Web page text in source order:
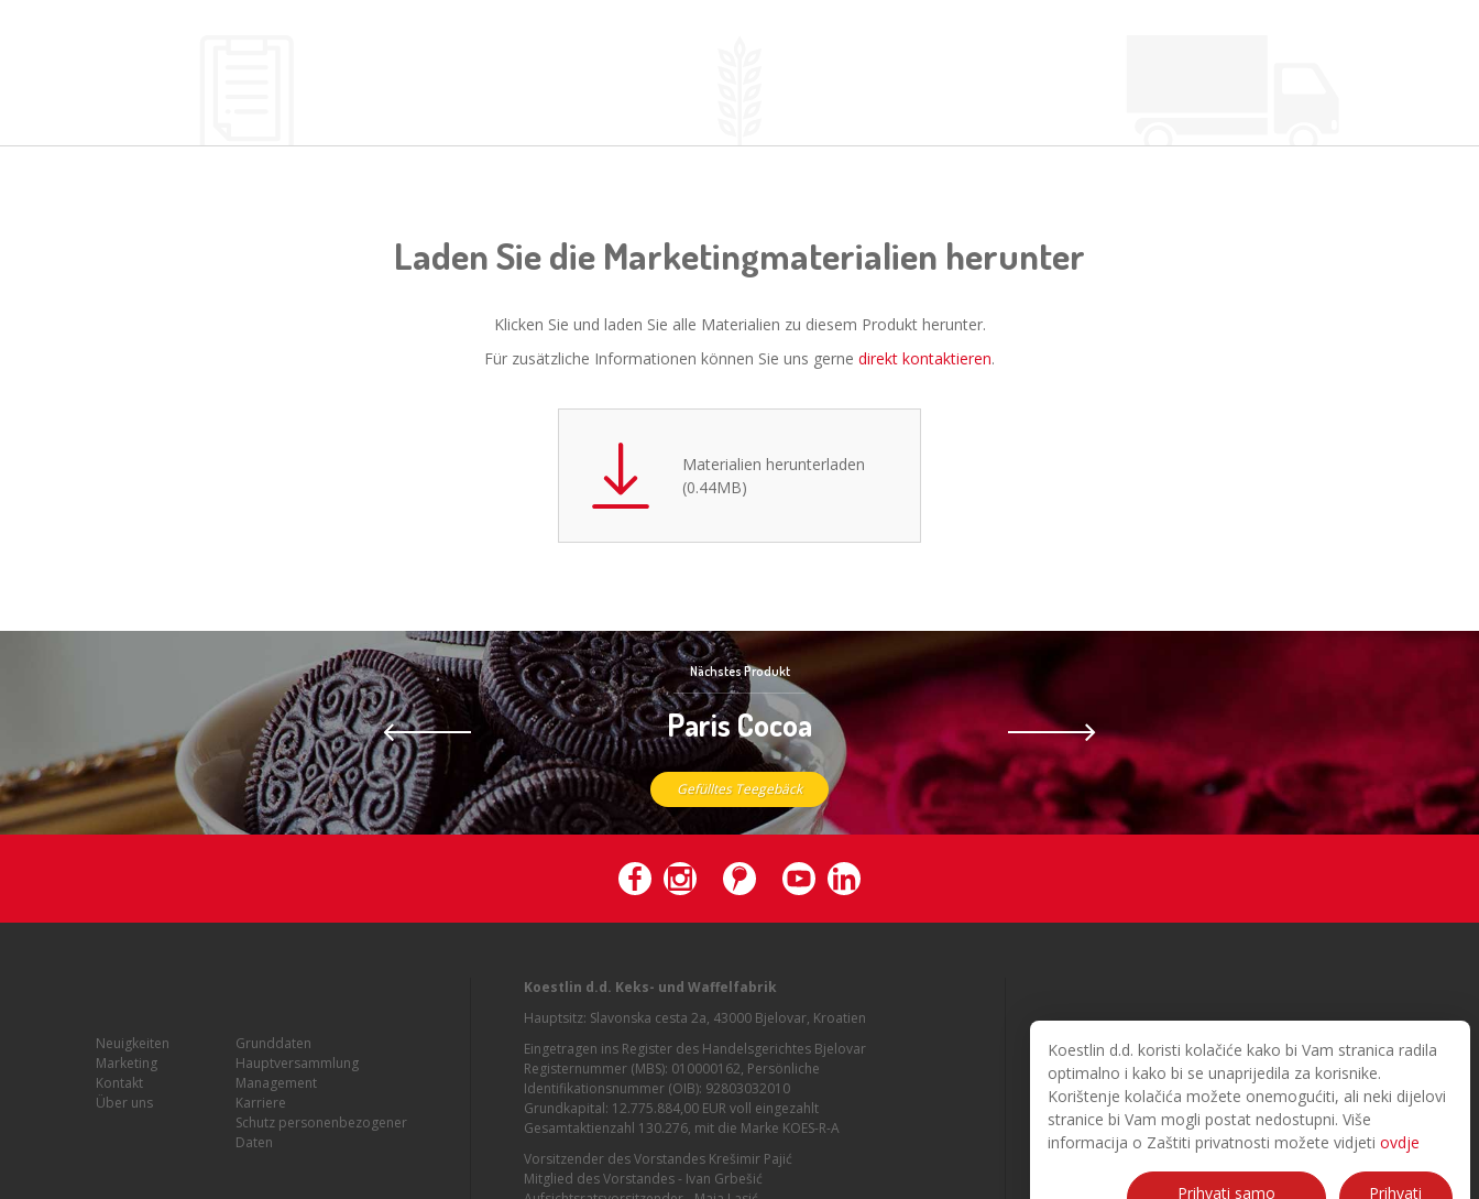
Koestlin d.d. koristi kolačiće kako bi Vam stranica radila
optimalno i kako bi se unaprijedila za korisnike.
Korištenje kolačića možete onemogućiti, ali neki dijelovi
stranice bi Vam mogli postat nedostupni. Više
informacija o Zaštiti privatnosti možete vidjeti ovdje
Prihvati samo Prihvati
Laden Sie die Marketingmaterialien herunter
Klicken Sie und laden Sie alle Materialien zu diesem Produkt herunter.
Für zusätzliche Informationen können Sie uns gerne direkt kontaktieren.
Materialien herunterladen
(0.44MB)
Nächstes Produkt
Paris Cocoa
Gefülltes Teegebäck
Neuigkeiten
Marketing
Kontakt
Über uns
Grunddaten
Hauptversammlung
Management
Karriere
Schutz personenbezogener
Daten
Koestlin d.d. Keks- und Waffelfabrik
Hauptsitz: Slavonska cesta 2a, 43000 Bjelovar, Kroatien
Eingetragen ins Register des Handelsgerichtes Bjelovar
Registernummer (MBS): 010000162, Persönliche
Identifikationsnummer (OIB): 92803032010
Grundkapital: 12.775.884,00 EUR voll eingezahlt
Gesamtaktienzahl 130.276, mit die Marke KOES-R-A
Vorsitzender des Vorstandes Krešimir Pajić
Mitglied des Vorstandes - Ivan Grbešić
© 2026. Koestlin. Alle Rechte vorbehalten.
Designed and developed by